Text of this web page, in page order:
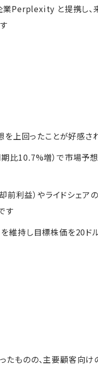
Perplexity と提携し、
回ったことが好感さ
10.7%増）で市場予
利益）やライドシェ
す
維持し目標株価を20ド
ものの、主要顧客向け